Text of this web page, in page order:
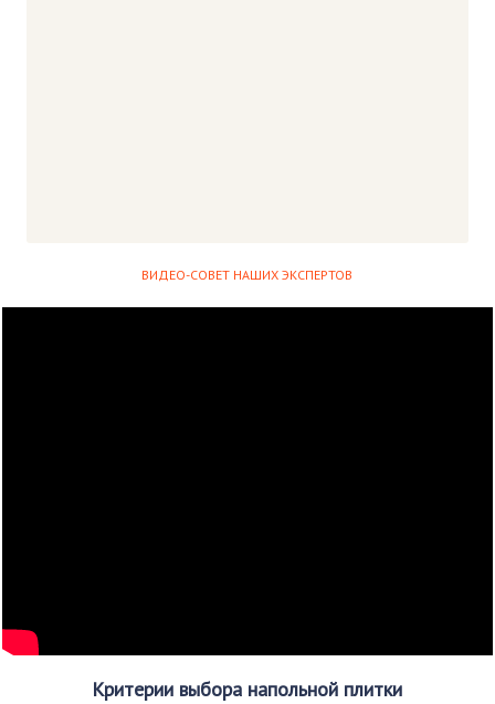
ВИДЕО-СОВЕТ НАШИХ ЭКСПЕРТОВ
Критерии выбора напольной плитки